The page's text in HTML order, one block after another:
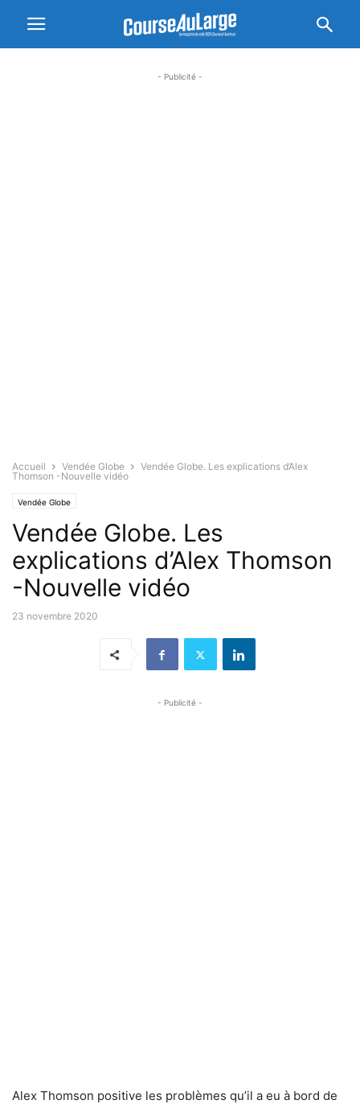
- Publicité -
Accueil Vendée Globe
Vendée Globe. Les explications d’Alex
Thomson -Nouvelle vidéo
Vendée Globe
Vendée Globe. Les
explications d’Alex Thomson
-Nouvelle vidéo
23 novembre 2020
- Publicité -
Alex Thomson positive les problèmes qu’il a eu à bord de